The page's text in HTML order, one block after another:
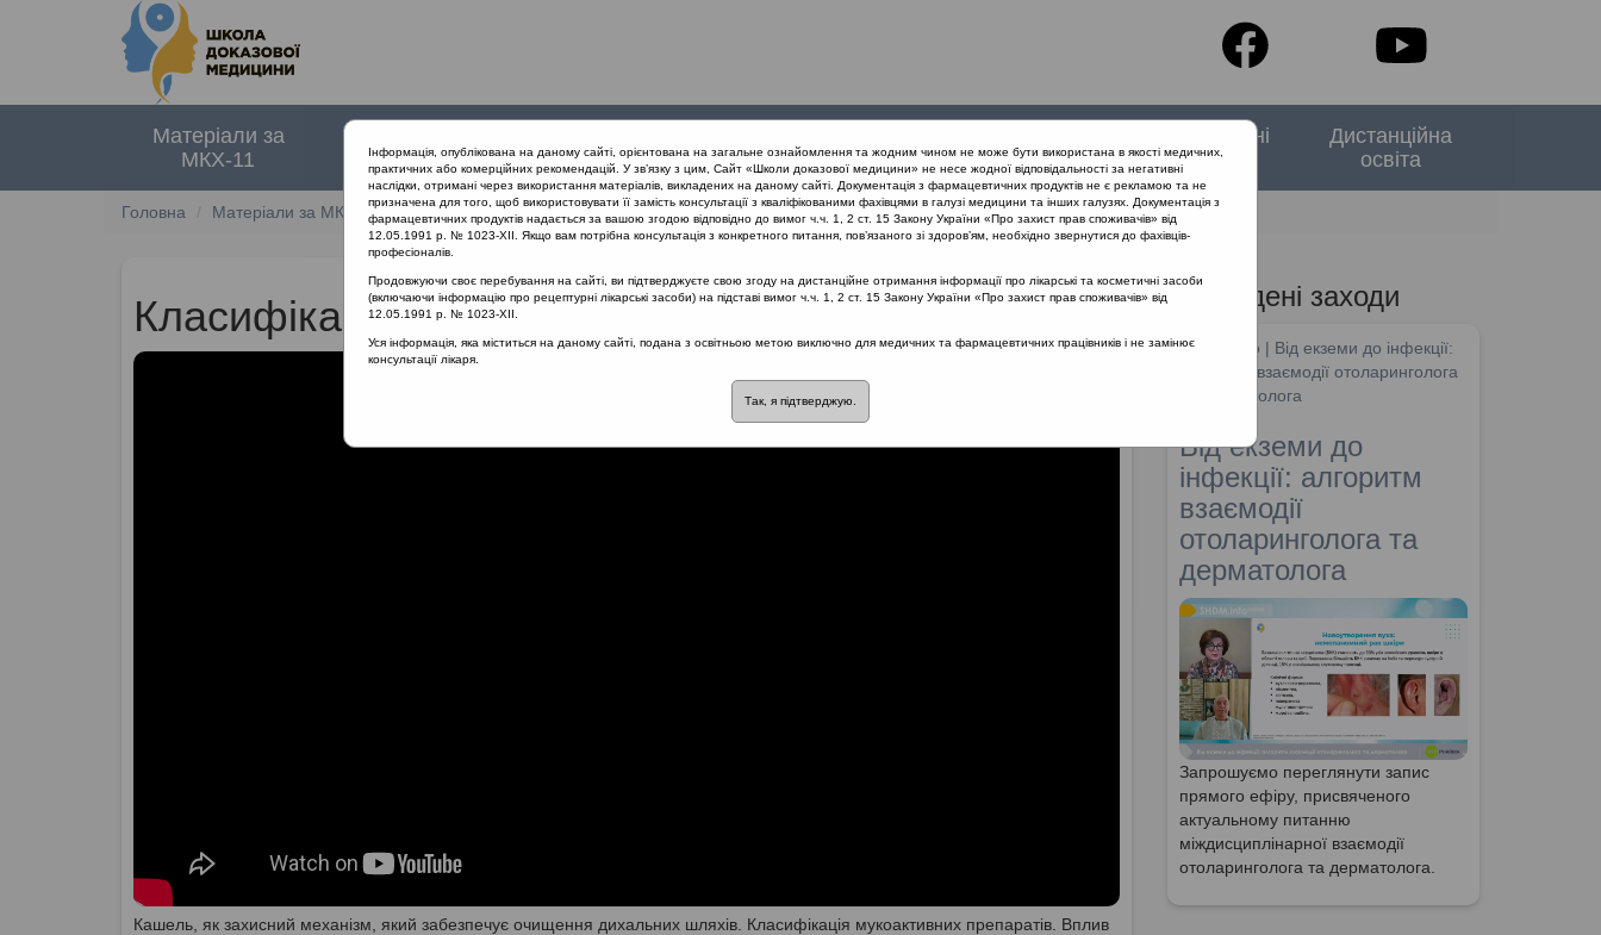
Матеріали за
МКХ-11
документи
заходи
проекту
Спеціальні
випуски
Дистанційна
освіта
Головна Матеріали за МКХ-11 12 Хвороби органів дихання Класифікація мукоактивних препаратів
Класифікація мукоактивних препаратів
Кашель, як захисний механізм, який забезпечує очищення дихальних шляхів. Класифікація мукоактивних препаратів. Вплив
Проведені заходи
SHDM.info | Від екземи до інфекції:
алгоритм взаємодії отоларинголога
та дерматолога
Від екземи до
інфекції: алгоритм
взаємодії
отоларинголога та
дерматолога
Запрошуємо переглянути запис
прямого ефіру, присвяченого
актуальному питанню
міждисциплінарної взаємодії
отоларинголога та дерматолога.
Інформація, опублікована на даному сайті, орієнтована на загальне ознайомлення та жодним чином не може бути використана в якості медичних,
практичних або комерційних рекомендацій. У зв’язку з цим, Сайт «Школи доказової медицини» не несе жодної відповідальності за негативні
наслідки, отримані через використання матеріалів, викладених на даному сайті. Документація з фармацевтичних продуктів не є рекламою та не
призначена для того, щоб використовувати її замість консультації з кваліфікованими фахівцями в галузі медицини та інших галузях. Документація з
фармацевтичних продуктів надається за вашою згодою відповідно до вимог ч.ч. 1, 2 ст. 15 Закону України «Про захист прав споживачів» від
12.05.1991 р. № 1023-XII. Якщо вам потрібна консультація з конкретного питання, пов’язаного зі здоров’ям, необхідно звернутися до фахівців-
професіоналів.
Продовжуючи своє перебування на сайті, ви підтверджуєте свою згоду на дистанційне отримання інформації про лікарські та косметичні засоби
(включаючи інформацію про рецептурні лікарські засоби) на підставі вимог ч.ч. 1, 2 ст. 15 Закону України «Про захист прав споживачів» від
12.05.1991 р. № 1023-XII.
Уся інформація, яка міститься на даному сайті, подана з освітньою метою виключно для медичних та фармацевтичних працівників і не замінює
консультації лікаря.
Так, я підтверджую.